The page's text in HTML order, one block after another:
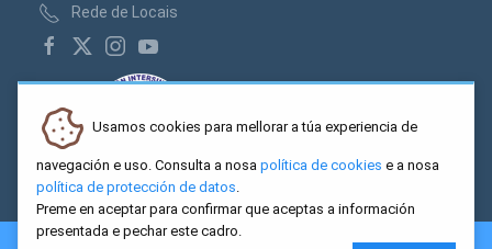
Rede de Locais
Usamos cookies para mellorar a túa experiencia de
navegación e uso. Consulta a nosa política de cookies e a nosa
política de protección de datos.
Preme en aceptar para confirmar que aceptas a información
presentada e pechar este cadro.